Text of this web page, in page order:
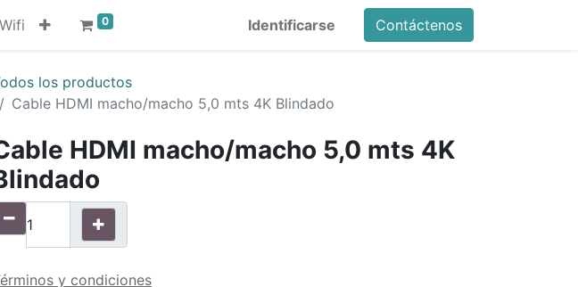
0 Identificarse Contáctenos
los productos
Cable HDMI macho/macho 5,0 mts 4K Blindado
HDMI macho/macho 5,0 mts 4K
y condiciones